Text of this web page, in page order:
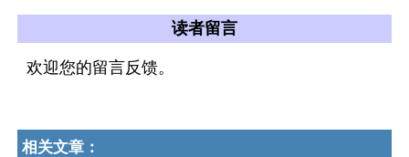
读者留言
欢迎您的留言反馈。
相关文章：